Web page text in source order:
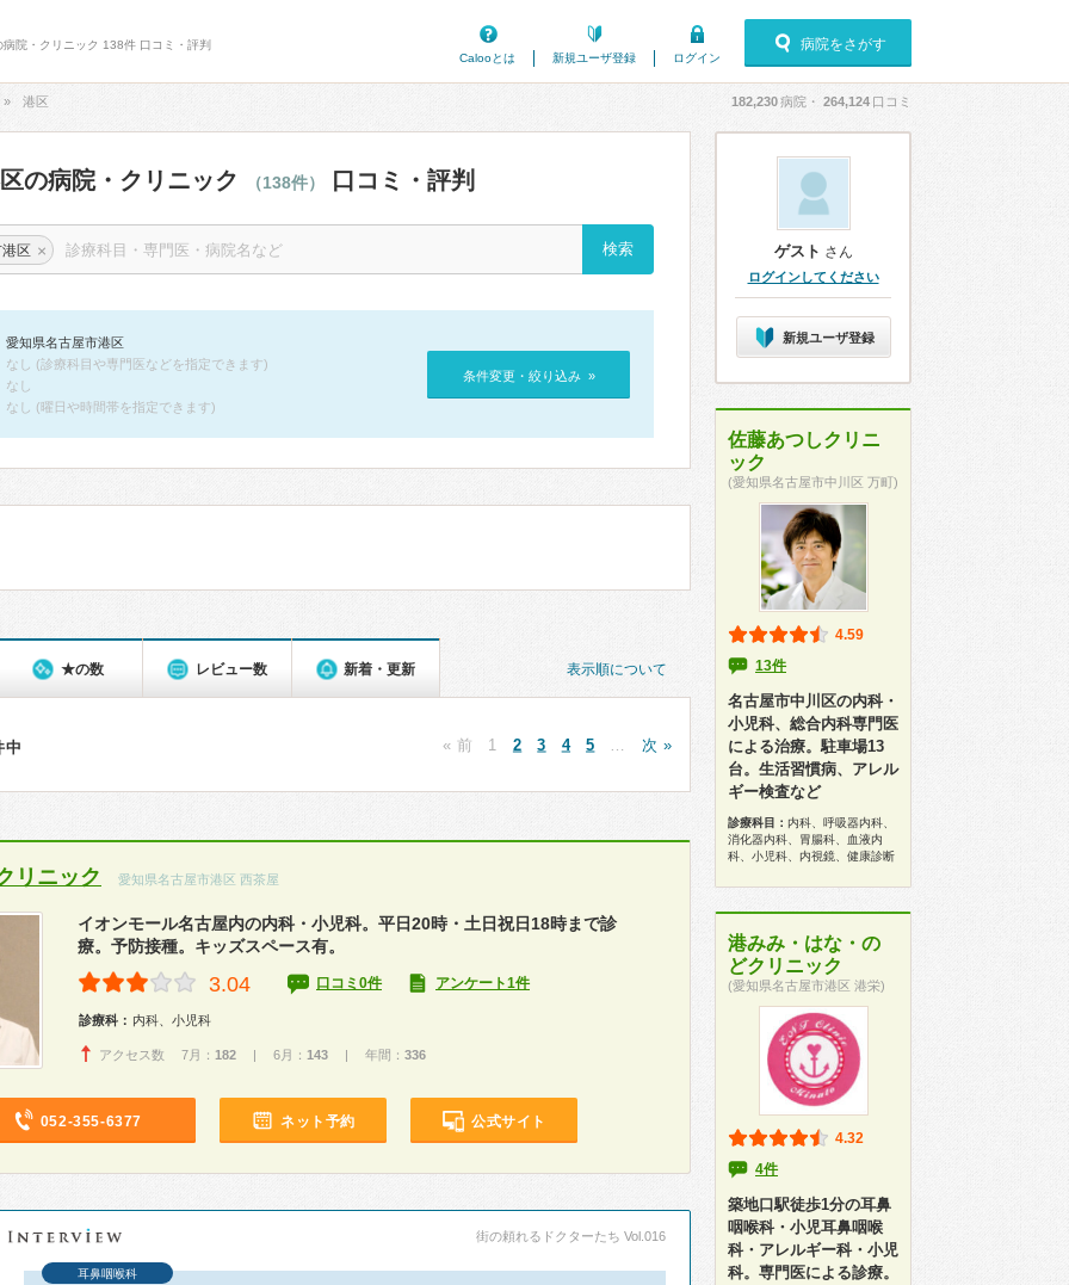
院・クリニック 138件 口コミ・評判
Calooとは
新規ユーザ登録 ログイン
病院をさがす
港区 182,230病院・ 264,124 口コミ
の病院・クリニック （138件） 口コミ・評判
区 ×
愛知県名古屋市港区
なし (診療科目や専門医などを指定できます)
なし
なし (曜日や時間帯を指定できます)
条件変更・絞り込み »
表示順について
★の数 レビュー数 新着・更新
中 « 前 1 2 3 4 5 次 »
リニック 愛知県名古屋市港区 西茶屋
イオンモール名古屋内の内科・小児科。平日20時・土日祝日18時まで診
療。予防接種。キッズスペース有。
3.04 口コミ0件 アンケート1件
診療科： 内科、小児科
アクセス数 7月： 182 | 6月： 143 | 年間： 336
052-355-6377 ネット予約 公式サイト
街の頼れるドクターたち Vol.016
耳鼻咽喉科
ゲスト さん
ログインしてください
新規ユーザ登録
佐藤あつしクリニ
ック
(愛知県名古屋市中川区 万町)
4.59
13件
名古屋市中川区の内科・
小児科、総合内科専門医
による治療。駐車場13
台。生活習慣病、アレル
ギー検査など
診療科目： 内科、呼吸器内科、
消化器内科、胃腸科、血液内
科、小児科、内視鏡、健康診断
港みみ・はな・の
どクリニック
(愛知県名古屋市港区 港栄)
4.32
4件
築地口駅徒歩1分の耳鼻
咽喉科・小児耳鼻咽喉
科・アレルギー科・小児
科。専門医による診療。